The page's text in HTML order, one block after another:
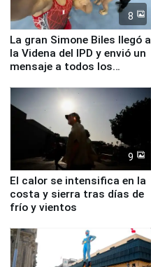
8
La gran Simone Biles llegó a
la Videna del IPD y envió un
mensaje a todos los
9
El calor se intensifica en la
costa y sierra tras días de
frío y vientos